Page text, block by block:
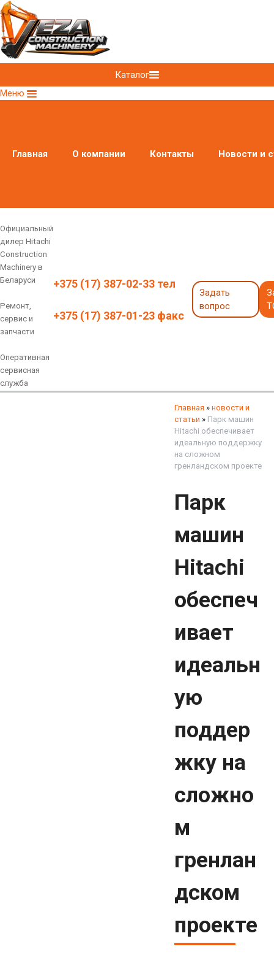
Каталог
Меню
Главная О компании Контакты Новости и
Официальный
дилер Hitachi
Construction
Machinery в
Беларуси
Ремонт,
сервис и
запчасти
Оперативная
сервисная
служба
+375 (17) 387-02-33 тел
+375 (17) 387-01-23 факс
Задать
вопрос
Главная » новости и
статьи » Парк машин
Hitachi обеспечивает
идеальную поддержку
на сложном
гренландском проекте
Парк
машин
Hitachi
обеспеч
ивает
идеальн
ую
поддер
жку на
сложно
м
гренлан
дском
проекте